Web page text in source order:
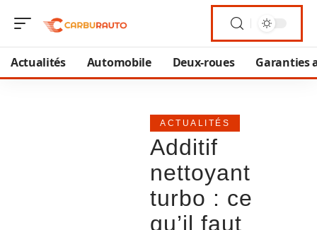
Actualités Automobile Deux-roues Garanties
ACTUALITÉS
Additif
nettoyant
turbo : ce
qu’il faut